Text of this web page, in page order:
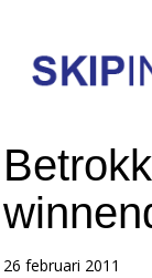
26 februari 2011